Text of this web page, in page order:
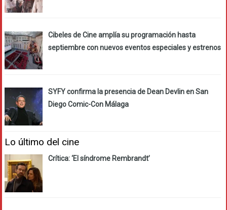
Cibeles de Cine amplía su programación hasta
septiembre con nuevos eventos especiales y estrenos
SYFY confirma la presencia de Dean Devlin en San
Diego Comic-Con Málaga
Lo último del cine
Crítica: ‘El síndrome Rembrandt’